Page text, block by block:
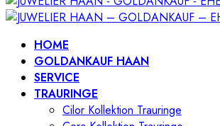
HOME
GOLDANKAUF HAAN
SERVICE
TRAURINGE
Cilor Kollektion Trauringe